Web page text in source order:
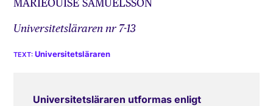
MARIEOUISE SAMUELSSON
Universitetsläraren nr 7-13
Universitetsläraren
Universitetsläraren utformas enligt